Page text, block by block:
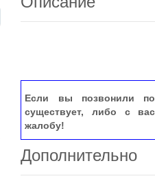
Если вы позвонили
существует, либо с
жалобу!
Дополнительно